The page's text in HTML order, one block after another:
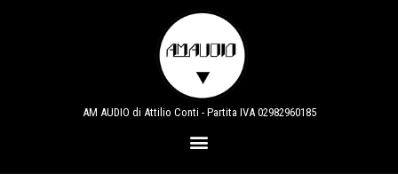
AM AUDIO di Attilio Conti - Partita IVA 02982960185